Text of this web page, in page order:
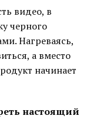
видео, в
черного
Нагреваясь,
а вместо
начинает
настоящий